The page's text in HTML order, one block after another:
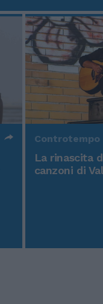
Controtempo
La rinascita
canzoni di